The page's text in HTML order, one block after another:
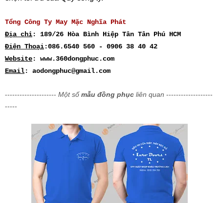
Tổng Công Ty May Mặc Nghĩa Phát
Địa chỉ: 189/26 Hòa Bình Hiệp Tân Tân Phú HCM
Điện Thoại:086.6540 560 - 0906 38 40 42
Website: www.360dongphuc.com
Email: aodongphuc@gmail.com
--------------------- Một sốmẫu đồng phục liên quan -------------------
-----